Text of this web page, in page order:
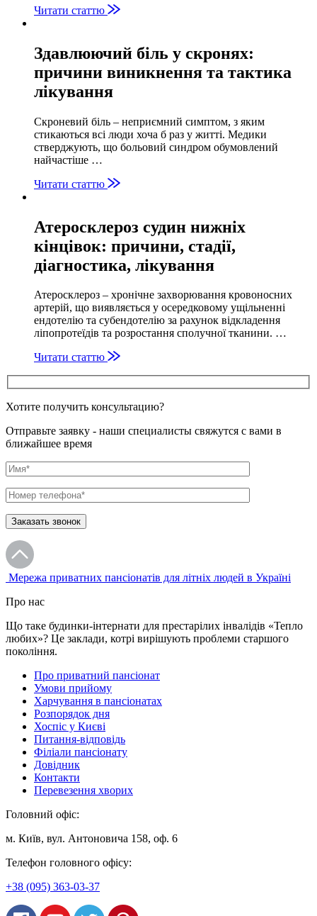
Читати статтю
Здавлюючий біль у скронях:
причини виникнення та тактика
лікування
Скроневий біль – неприємний симптом, з яким
стикаються всі люди хоча б раз у житті. Медики
стверджують, що больовий синдром обумовлений
найчастіше …
Читати статтю
Атеросклероз судин нижніх
кінцівок: причини, стадії,
діагностика, лікування
Атеросклероз – хронічне захворювання кровоносних
артерій, що виявляється у осередковому ущільненні
ендотелію та субендотелію за рахунок відкладення
ліпопротеїдів та розростання сполучної тканини. …
Читати статтю
Хотите получить консультацию?
Отправьте заявку - наши специалисты свяжутся с вами в
ближайшее время
Мережа приватних пансіонатів для літніх людей в Україні
Про нас
Що таке будинки-iнтернати для престарiлих iнвалiдiв «Тепло
любих»? Це заклади, котрi вирiшують проблеми старшого
поколiння.
Про приватний пансіонат
Умови прийому
Харчування в пансіонатах
Розпорядок дня
Хоспіс у Києві
Питання-відповідь
Філіали пансіонату
Довідник
Контакти
Перевезення хворих
Головний офіс:
м. Київ, вул. Антоновича 158, оф. 6
Телефон головного офісу:
+38 (095) 363-03-37